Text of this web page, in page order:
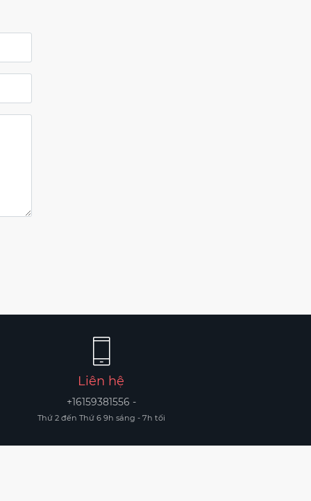
Liên hệ
+16159381556 -
Thứ 2 đến Thứ 6 9h sáng - 7h tối